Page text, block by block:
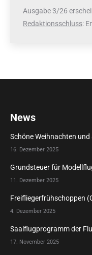
Ausgabe 3/26
Redaktionsschluss:
News
Schöne Weihnachten
16. Dezember 2025
Grundsteuer für
11. Dezember 2025
Freifliegerfrühschoppen
4. Dezember 2025
Saalflugprogramm der
17. November 2025